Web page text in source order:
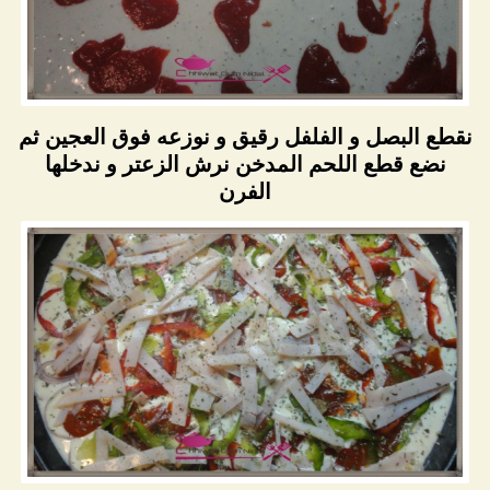
نقطع البصل و الفلفل رقيق و نوزعه فوق العجين ثم
نضع قطع اللحم المدخن نرش الزعتر و ندخلها
الفرن